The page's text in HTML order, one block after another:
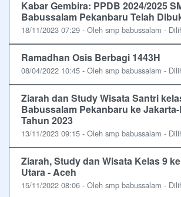
Kabar Gembira: PPDB 2024/2025
Babussalam Pekanbaru Telah
18/11/2023 07:29 - Oleh smp babussalam -
Ramadhan Osis Berbagi 1443H
08/04/2022 10:45 - Oleh smp babussalam -
Ziarah dan Study Wisata Santri
Babussalam Pekanbaru ke
Tahun 2023
13/11/2023 09:15 - Oleh smp babussalam -
Ziarah, Study dan Wisata Kelas 9
Utara - Aceh
15/11/2022 08:06 - Oleh smp babussalam -